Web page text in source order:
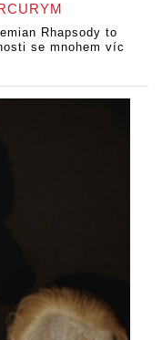
Rhapsody to
se mnohem víc